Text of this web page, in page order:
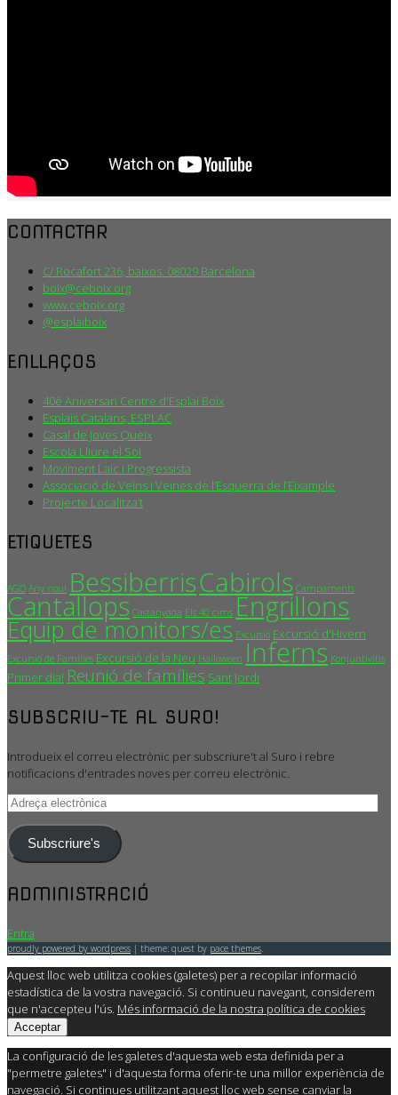
CONTACTAR
C/ Rocafort 236, baixos. 08029 Barcelona
boix@ceboix.org
www.ceboix.org
@esplaiboix
ENLLAÇOS
40è Aniversari Centre d'Esplai Boix
Esplais Catalans, ESPLAC
Casal de Joves Queix
Escola Lliure el Sol
Moviment Laic i Progressista
Associació de Veïns i Veïnes de l’Esquerra de l’Eixample
Projecte Localitza’t
ETIQUETES
AGO Any nou! BessiberrisCabirols Campaments
Cantallops Castanyada Els 40 cims Engrillons
Equip de monitors/es Excursió Excursió d'Hivern
Excursió de Famílies Excursió de la Neu Halloween Inferns Konjuntivitis
Primer dia! Reunió de famílies Sant Jordi
SUBSCRIU-TE AL SURO!
Introdueix el correu electrònic per subscriure't al Suro i rebre
notificacions d'entrades noves per correu electrònic.
Adreça
Subscriure's
ADMINISTRACIÓ
Entra
proudly powered by wordpress | theme: quest by pace themes.
Aquest lloc web utilitza cookies (galetes) per a recopilar informació
estadística de la vostra navegació. Si continueu navegant, considerem
que n'accepteu l'ús. Més informació de la nostra política de cookies
Acceptar
La configuració de les galetes d'aquesta web esta definida per a
"permetre galetes" i d'aquesta forma oferir-te una millor experiència de
navegació. Si continues utilitzant aquest lloc web sense canviar la